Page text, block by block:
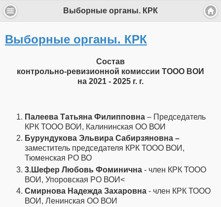
Выборные органы. КРК
Выборные органы. КРК
Состав
контрольно-ревизионной комиссии ТООО ВОИ
на 2021 - 2025 г. г.
Палеева Татьяна Филипповна – Председатель
КРК ТООО ВОИ, Калининская ОО ВОИ
Бурундукова Эльвира Сабирзяновна –
заместитель председателя КРК ТООО ВОИ,
Тюменская РО ВО
3.Шефер Любовь Фоминична - член КРК ТООО
ВОИ, Упоровская РО ВОИ<
Смирнова Надежда Захаровна - член КРК ТООО
ВОИ, Ленинская ОО ВОИ